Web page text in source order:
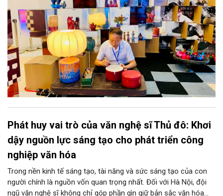
Phát huy vai trò của văn nghệ sĩ Thủ đô: Khơi
dậy nguồn lực sáng tạo cho phát triển công
nghiệp văn hóa
Trong nền kinh tế sáng tạo, tài năng và sức sáng tạo của con
người chính là nguồn vốn quan trọng nhất. Đối với Hà Nội, đội
ngũ văn nghệ sĩ không chỉ góp phần gìn giữ bản sắc văn hóa